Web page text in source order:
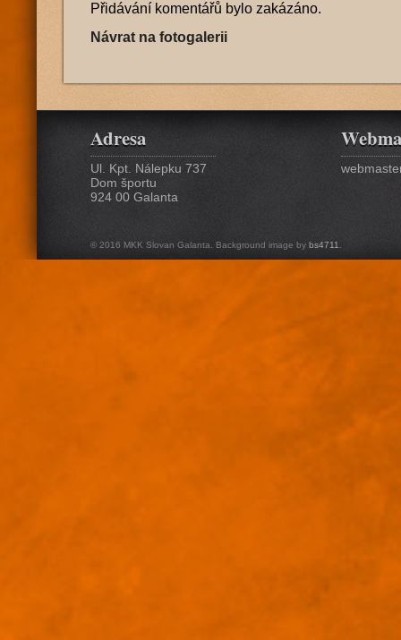
Přidávání komentářů bylo zakázáno.
Návrat na fotogalerii
Adresa
Ul. Kpt. Nálepku 737
Dom športu
924 00 Galanta
© 2016 MKK Slovan Galanta. Background image by bs4711